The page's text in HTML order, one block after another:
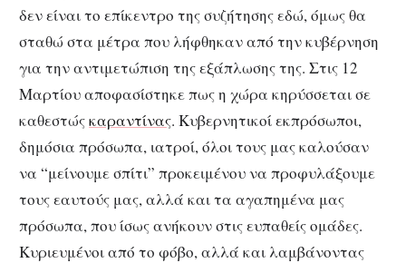
δεν είναι το επίκεντρο της συζήτησης εδώ, όμως θα
σταθώ στα μέτρα που λήφθηκαν από την κυβέρνηση
για την αντιμετώπιση της εξάπλωσης της. Στις 12
Μαρτίου αποφασίστηκε πως η χώρα κηρύσσεται σε
καθεστώςκαραντίνας. Κυβερνητικοί εκπρόσωποι,
δημόσια πρόσωπα, ιατροί, όλοι τους μας καλούσαν
να “μείνουμε σπίτι” προκειμένου να προφυλάξουμε
τους εαυτούς μας, αλλά και τα αγαπημένα μας
πρόσωπα, που ίσως ανήκουν στις ευπαθείς ομάδες.
Κυριευμένοι από το φόβο, αλλά και λαμβάνοντας